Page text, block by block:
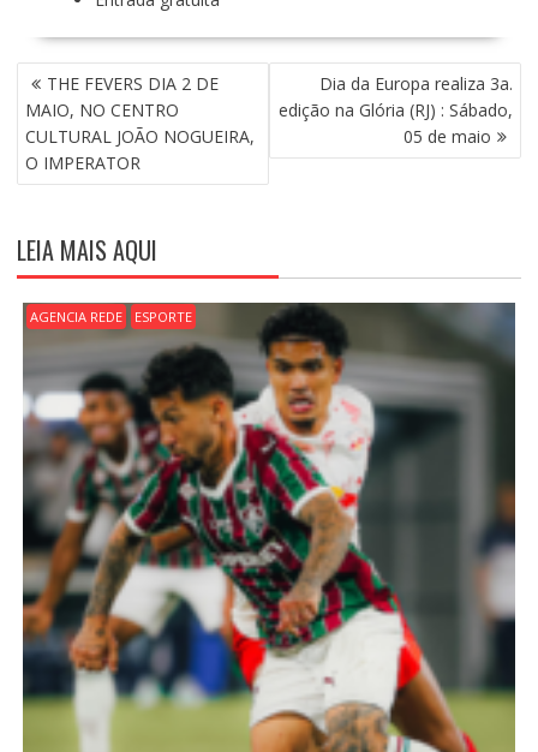
N
A
V
E
G
Ç
Ã
O
D
O
S
T
THE FEVERS DIA 2 DE
MAIO, NO CENTRO
CULTURAL JOÃO NOGUEIRA,
O IMPERATOR
Dia da Europa realiza 3a.
edição na Glória (RJ) : Sábado,
05 de maio
LEIA MAIS AQUI
AGENCIA REDE ESPORTE